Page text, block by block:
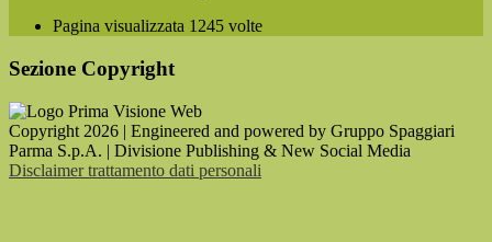
Pagina visualizzata 1245 volte
Sezione Copyright
Copyright 2026 | Engineered and powered by Gruppo Spaggiari
Parma S.p.A. | Divisione Publishing & New Social Media
Disclaimer trattamento dati personali